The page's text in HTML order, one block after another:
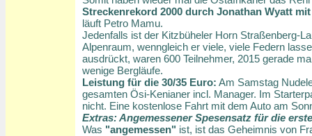
Streckenrekord 2000 durch Jonathan Wyatt
läuft Petro Mamu.
Jedenfalls ist der Kitzbüheler Horn Straßenberg-
Alpenraum, wenngleich er viele, viele Federn
ausdrückt, waren 600 Teilnehmer, 2015 gerade
wenige Bergläufe.
Leistung für die 30/35 Euro: Am Samstag
gesamten Ösi-Kenianer incl. Manager. Im
nicht. Eine kostenlose Fahrt mit dem Auto am
Extras: Angemessener Spesensatz für die
Was "angemessen" ist, ist das Geheimnis von